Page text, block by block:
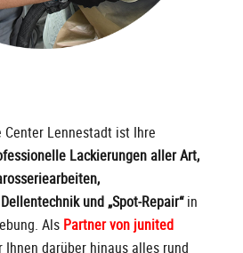
Center Lennestadt ist Ihre
Lackierungen aller Art,
und „Spot-Repair“in
Als Partner von junited
darüber hinaus alles rund